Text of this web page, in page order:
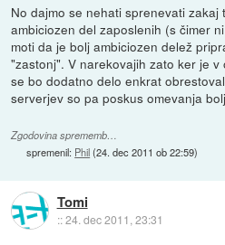
No dajmo se nehati sprenevati zakaj
ambiciozen del zaposlenih (s čimer
moti da je bolj ambiciozen delež
"zastonj". V narekovajih zato ker je
se bo dodatno delo enkrat
serverjev so pa poskus omevanja
Zgodovina sprememb…
spremenil: Phil(24. dec 2011 ob 22:59)
Tomi
::24. dec 2011, 23:31